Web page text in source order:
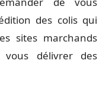
des colis qui
sites marchands
vous délivrer des